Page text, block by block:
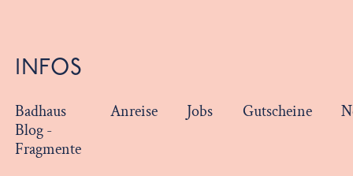
INFOS
Badhaus
Blog -
Fragmente
Anreise Jobs Gutscheine